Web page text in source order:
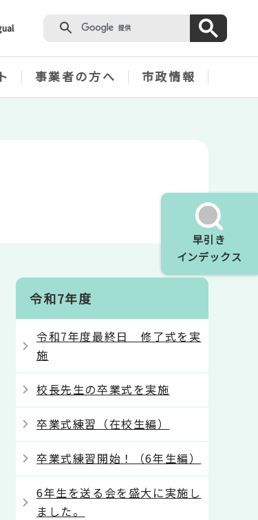
早引き
インデックス
事業者の方へ 市政情報
令和7年度
令和7年度最終日 修了式を実
施
校長先生の卒業式を実施
卒業式練習（在校生編）
卒業式練習開始！（6年生編）
6年生を送る会を盛大に実施し
ました。